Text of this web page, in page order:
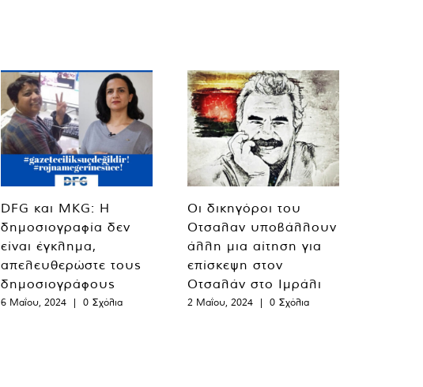
DFG και MKG: Η
δημοσιογραφία δεν
είναι έγκλημα,
απελευθερώστε τους
δημοσιογράφους
6 Μαΐου, 2024 | 0 Σχόλια
Οι δικηγόροι του
Οτσαλαν υποβάλλουν
άλλη μια αίτηση για
επίσκεψη στον
Οτσαλάν στο Ιμράλι
2 Μαΐου, 2024 | 0 Σχόλια